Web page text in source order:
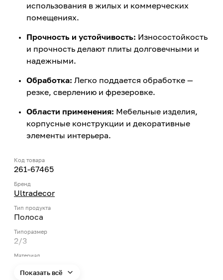
использования в жилых и коммерческих
помещениях.
Прочность и устойчивость: Износостойкость
и прочность делают плиты долговечными и
надежными.
Обработка: Легко поддается обработке —
резке, сверлению и фрезеровке.
Области применения: Мебельные изделия,
корпусные конструкции и декоративные
элементы интерьера.
Код товара
261-67465
Бренд
Ultradecor
Тип продукта
Полоса
Типоразмер
2/3
Материал
Показать всё